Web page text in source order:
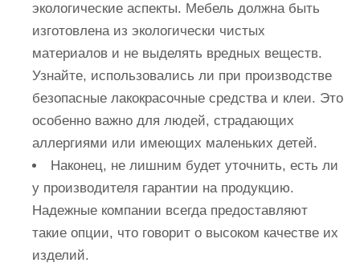
экологические аспекты. Мебель должна быть
изготовлена из экологически чистых
материалов и не выделять вредных веществ.
Узнайте, использовались ли при производстве
безопасные лакокрасочные средства и клеи. Это
особенно важно для людей, страдающих
аллергиями или имеющих маленьких детей.
Наконец, не лишним будет уточнить, есть ли
у производителя гарантии на продукцию.
Надежные компании всегда предоставляют
такие опции, что говорит о высоком качестве их
изделий.